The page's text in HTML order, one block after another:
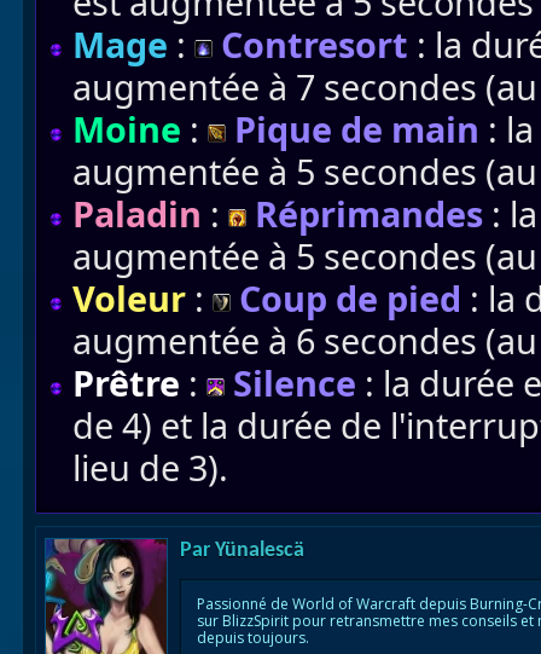
Mage : Contresort : la
augmentée à 7 secondes
Moine : Pique de main :
augmentée à 5 secondes
Paladin : Réprimandes :
augmentée à 5 secondes
Voleur : Coup de pied : la
augmentée à 6 secondes
Prêtre : Silence : la durée
de 4) et la durée de
lieu de 3).
Par Yünalescä
Passionné de World of Warcraft depuis Burning-
sur BlizzSpirit pour retransmettre mes conseils
depuis toujours.